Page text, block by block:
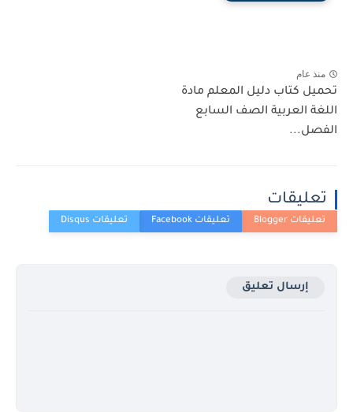
منذ عام
تحميل كتاب دليل المعلم مادة
اللغة العربية الصف السابع
الفصل...
تعليقات
إرسال تعليق